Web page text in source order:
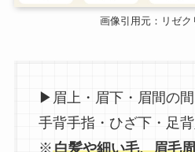
画像引用元：リゼク
▶眉上・眉下・眉間の間
手背手指・ひざ下・足
※白髪や細い毛、眉毛